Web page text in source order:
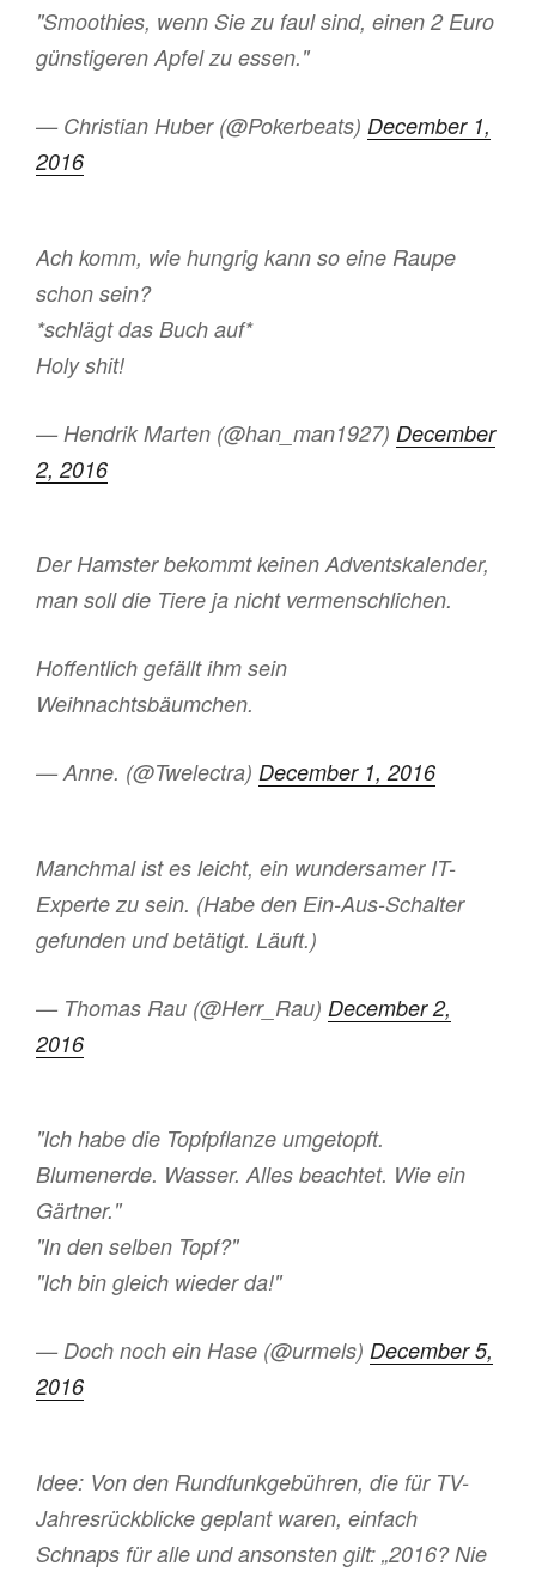
"Smoothies, wenn Sie zu faul sind, einen 2 Euro
günstigeren Apfel zu essen."
— Christian Huber (@Pokerbeats) December 1,
2016
Ach komm, wie hungrig kann so eine Raupe
schon sein?
*schlägt das Buch auf*
Holy shit!
— Hendrik Marten (@han_man1927) December
2, 2016
Der Hamster bekommt keinen Adventskalender,
man soll die Tiere ja nicht vermenschlichen.
Hoffentlich gefällt ihm sein
Weihnachtsbäumchen.
— Anne. (@Twelectra) December 1, 2016
Manchmal ist es leicht, ein wundersamer IT-
Experte zu sein. (Habe den Ein-Aus-Schalter
gefunden und betätigt. Läuft.)
— Thomas Rau (@Herr_Rau) December 2,
2016
"Ich habe die Topfpflanze umgetopft.
Blumenerde. Wasser. Alles beachtet. Wie ein
Gärtner."
"In den selben Topf?"
"Ich bin gleich wieder da!"
— Doch noch ein Hase (@urmels) December 5,
2016
Idee: Von den Rundfunkgebühren, die für TV-
Jahresrückblicke geplant waren, einfach
Schnaps für alle und ansonsten gilt: „2016? Nie